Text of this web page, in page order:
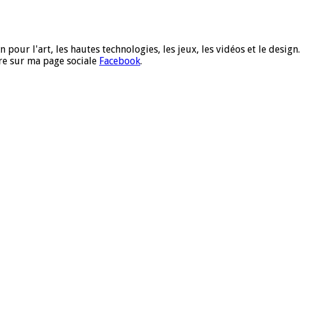
l'art, les hautes technologies, les jeux, les vidéos et le design.
sur ma page sociale Facebook.